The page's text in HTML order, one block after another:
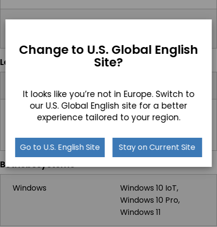
Stromeingangsanschluss
DC-in Jack
Leistung
Standard-Netzteil
Optionaler 12V
5A AC/DC
Adapter
Betriebssysteme
Windows
Windows 10 IoT,
Windows 10 Pro,
Windows 11
Change to U.S. Global English
Site?
It looks like you’re not in Europe. Switch to
our U.S. Global English site for a better
experience tailored to your region.
Go to U.S. English Site Stay on Current Site